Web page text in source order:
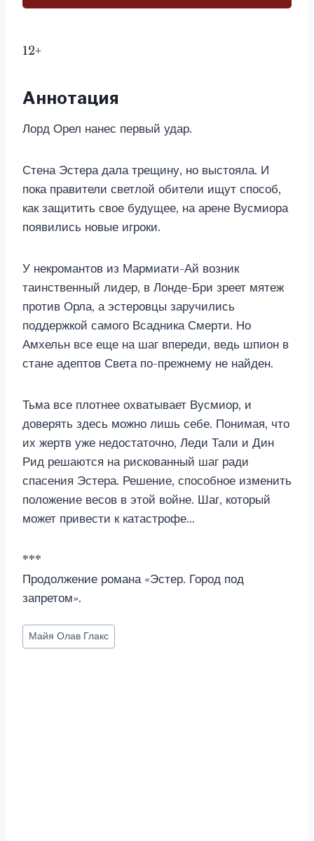
12+
Аннотация
Лорд Орел нанес первый удар.
Стена Эстера дала трещину, но выстояла. И
пока правители светлой обители ищут способ,
как защитить свое будущее, на арене Вусмиора
появились новые игроки.
У некромантов из Мармиати-Ай возник
таинственный лидер, в Лонде-Бри зреет мятеж
против Орла, а эстеровцы заручились
поддержкой самого Всадника Смерти. Но
Амхельн все еще на шаг впереди, ведь шпион в
стане адептов Света по-прежнему не найден.
Тьма все плотнее охватывает Вусмиор, и
доверять здесь можно лишь себе. Понимая, что
их жертв уже недостаточно, Леди Тали и Дин
Рид решаются на рискованный шаг ради
спасения Эстера. Решение, способное изменить
положение весов в этой войне. Шаг, который
может привести к катастрофе…
***
Продолжение романа «Эстер. Город под
запретом».
Метки
записи:
Майя Олав Глакс